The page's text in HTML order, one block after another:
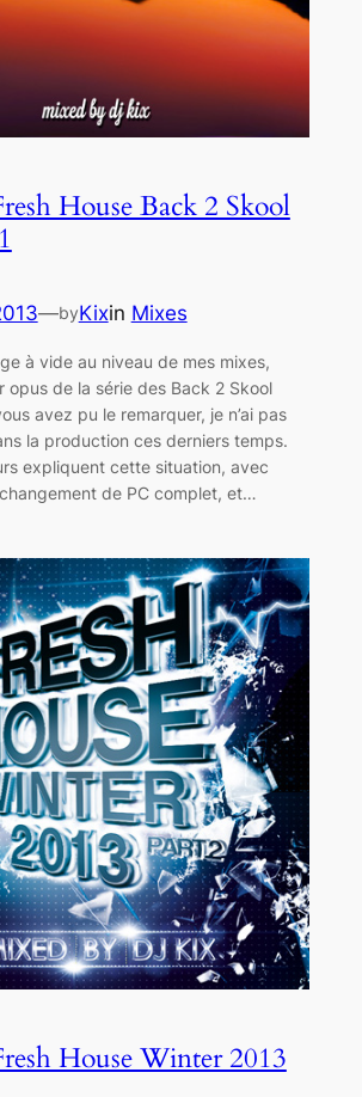
House Back 2 Skool
—byKixin Mixes
à vide au niveau de mes mixes,
opus de la série des Back 2 Skool
avez pu le remarquer, je n’ai pas
la production ces derniers temps.
expliquent cette situation, avec
de PC complet, et…
House Winter 2013